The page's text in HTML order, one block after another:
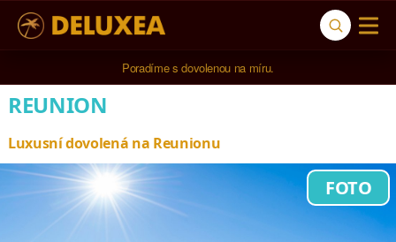
Poradíme s dovolenou na míru.
REUNION
Luxusní dovolená na Reunionu
FOTO